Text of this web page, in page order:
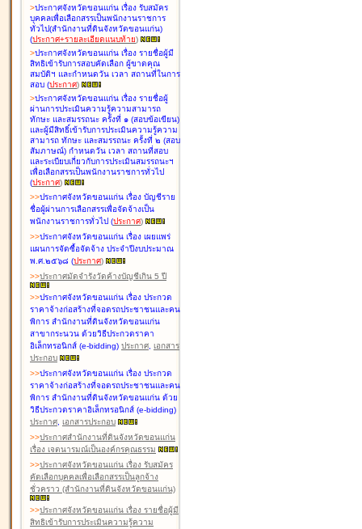
>ประกาศจังหวัดขอนแก่น เรื่อง รับสมัคร
บุคคลเพื่อเลือกสรรเป็นพนักงานราชการ
ทั่วไป(สำนักงานที่ดินจังหวัดขอนแก่น)
(ประกาศ+รายละเอียดแนบท้าย)
>ประกาศจังหวัดขอนแก่น เรื่อง รายชื่อผู้มี
สิทธิเข้ารับการสอบคัดเลือก ผู้ขาดคุณ
สมบัติฯ และกำหนดวัน เวลา สถานที่ในการ
สอบ (ประกาศ)
>ประกาศจังหวัดขอนแก่น เรื่อง รายชื่อผู้
ผ่านการประเมินความรู้ความสามารถ
ทักษะ และสมรรถนะ ครั้งที่ ๑ (สอบข้อเขียน)
และผู้มีสิทธิ์เข้ารับการประเมินความรู้ความ
สามารถ ทักษะ และสมรรถนะ ครั้งที่ ๒ (สอบ
สัมภาษณ์) กำหนดวัน เวลา สถานที่สอบ
และระเบียบเกี่ยวกับการประเมินสมรรถนะฯ
เพื่อเลือกสรรเป็นพนักงานราชการทั่วไป
(ประกาศ)
>>ประกาศจังหวัดขอนแก่น เรื่อง บัญชีราย
ชื่อผู้ผ่านการเลือกสรรเพื่อจัดจ้างเป็น
พนักงานราชการทั่วไป (ประกาศ)
>>ประกาศจังหวัดขอนแก่น เรื่อง เผยแพร่
แผนการจัดซื้อจัดจ้าง ประจำปีงบประมาณ
พ.ศ.๒๕๖๘ (ประกาศ)
>>ประกาศมัดจำรังวัดค้างบัญชีเกิน 5 ปี
>>ประกาศจังหวัดขอนแก่น เรื่อง ประกวด
ราคาจ้างก่อสร้างที่จอดรถประชาชนและคน
พิการ สำนักงานที่ดินจังหวัดขอนแก่น
สาขากระนวน ด้วยวิธีประกวดราคา
อิเล็กทรอนิกส์ (e-bidding) ประกาศ, เอกสาร
ประกอบ
>>ประกาศจังหวัดขอนแก่น เรื่อง ประกวด
ราคาจ้างก่อสร้างที่จอดรถประชาชนและคน
พิการ สำนักงานที่ดินจังหวัดขอนแก่น ด้วย
วิธีประกวดราคาอิเล็กทรอนิกส์ (e-bidding)
ประกาศ, เอกสารประกอบ
>>ประกาศสำนักงานที่ดินจังหวัดขอนแก่น
เรื่อง เจตนารมณ์เป็นองค์กรคุณธรรม
>>ประกาศจังหวัดขอนแก่น เรื่อง รับสมัคร
คัดเลือกบุคคลเพื่อเลือกสรรเป็นลูกจ้าง
ชั่วคราว (สำนักงานที่ดินจังหวัดขอนแก่น)
>>ประกาศจังหวัดขอนแก่น เรื่อง รายชื่อผู้มี
สิทธิเข้ารับการประเมินความรู้ความ